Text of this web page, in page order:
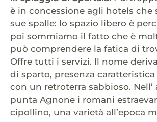
è in concessione agli hotels che
sue spalle: lo spazio libero è
poi sommiamo il fatto che è
può comprendere la fatica di
Offre tutti i servizi. Il nome
di sparto, presenza
con un retroterra sabbioso. Nell’
punta Agnone i romani
cipollino, una varietà all’epoca